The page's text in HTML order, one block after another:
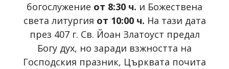
богослужение от 8:30 ч. и Божествена
света литургия от 10:00 ч. На тази дата
през 407 г. Св. Йоан Златоуст предал
Богу дух, но заради взжността на
Господския празник, Църквата почита